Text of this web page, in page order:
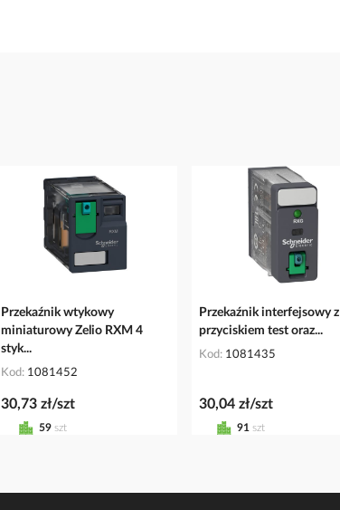
Przekaźnik wtykowy
miniaturowy Zelio RXM 4
styk...
Kod 1081452
30,73 zł/szt
59 szt
Przekaźnik interfejsowy z
przyciskiem test oraz...
Kod 1081435
30,04 zł/szt
91 szt